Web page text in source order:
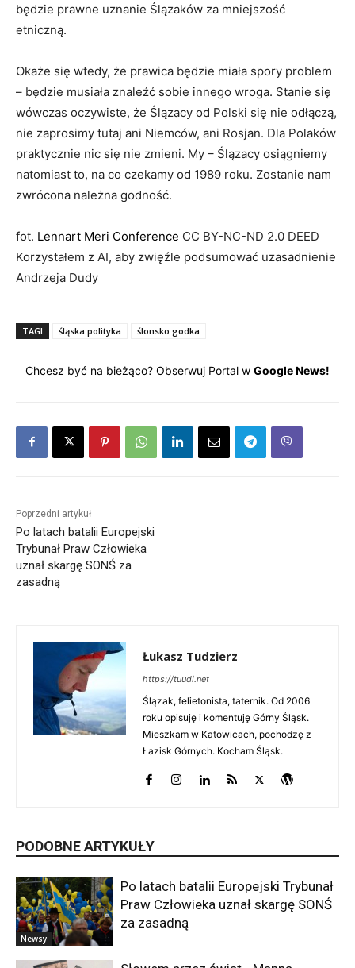
będzie prawne uznanie Ślązaków za mniejszość
etniczną.
Okaże się wtedy, że prawica będzie miała spory problem
– będzie musiała znaleźć sobie innego wroga. Stanie się
wówczas oczywiste, że Ślązacy od Polski się nie odłączą,
nie zaprosimy tutaj ani Niemców, ani Rosjan. Dla Polaków
praktycznie nic się nie zmieni. My – Ślązacy osiągniemy
natomiast to, na co czekamy od 1989 roku. Zostanie nam
zwrócona należna godność.
fot. Lennart Meri Conference CC BY-NC-ND 2.0 DEED
Korzystałem z AI, aby zwięźle podsumować uzasadnienie
Andrzeja Dudy
TAGI śląska polityka ślonsko godka
Chcesz być na bieżąco? Obserwuj Portal w Google News!
Poprzedni artykuł
Po latach batalii Europejski
Trybunał Praw Człowieka
uznał skargę SONŚ za
zasadną
Łukasz Tudzierz
https://tuudi.net
Ślązak, felietonista, taternik. Od 2006
roku opisuję i komentuję Górny Śląsk.
Mieszkam w Katowicach, pochodzę z
Łazisk Górnych. Kocham Śląsk.
PODOBNE ARTYKUŁY
Newsy
Po latach batalii Europejski Trybunał
Praw Człowieka uznał skargę SONŚ
za zasadną